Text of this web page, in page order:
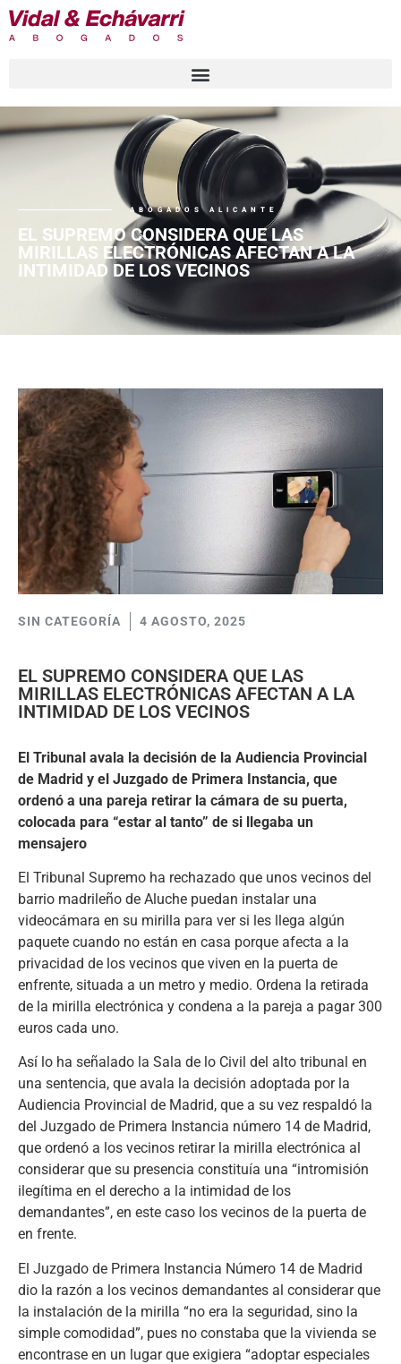
ABOGADOS ALICANTE
EL SUPREMO CONSIDERA QUE LAS
MIRILLAS ELECTRÓNICAS AFECTAN A LA
INTIMIDAD DE LOS VECINOS
SIN CATEGORÍA 4 AGOSTO, 2025
EL SUPREMO CONSIDERA QUE LAS
MIRILLAS ELECTRÓNICAS AFECTAN A LA
INTIMIDAD DE LOS VECINOS
El Tribunal avala la decisión de la Audiencia Provincial
de Madrid y el Juzgado de Primera Instancia, que
ordenó a una pareja retirar la cámara de su puerta,
colocada para “estar al tanto” de si llegaba un
mensajero
El Tribunal Supremo ha rechazado que unos vecinos del
barrio madrileño de Aluche puedan instalar una
videocámara en su mirilla para ver si les llega algún
paquete cuando no están en casa porque afecta a la
privacidad de los vecinos que viven en la puerta de
enfrente, situada a un metro y medio. Ordena la retirada
de la mirilla electrónica y condena a la pareja a pagar 300
euros cada uno.
Así lo ha señalado la Sala de lo Civil del alto tribunal en
una sentencia, que avala la decisión adoptada por la
Audiencia Provincial de Madrid, que a su vez respaldó la
del Juzgado de Primera Instancia número 14 de Madrid,
que ordenó a los vecinos retirar la mirilla electrónica al
considerar que su presencia constituía una “intromisión
ilegítima en el derecho a la intimidad de los
demandantes”, en este caso los vecinos de la puerta de
en frente.
El Juzgado de Primera Instancia Número 14 de Madrid
dio la razón a los vecinos demandantes al considerar que
la instalación de la mirilla “no era la seguridad, sino la
simple comodidad”, pues no constaba que la vivienda se
encontrase en un lugar que exigiera “adoptar especiales